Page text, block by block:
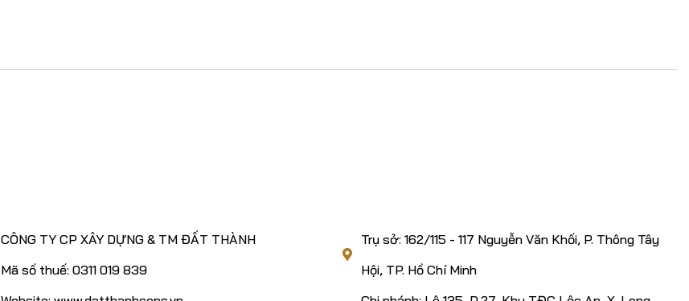
CÔNG TY CP XÂY DỰNG & TM ĐẤT THÀNH
Mã số thuế: 0311 019 839
Trụ sở: 162/115 - 117 Nguyễn Văn Khối, P. Thông Tây
Hội, TP. Hồ Chí Minh